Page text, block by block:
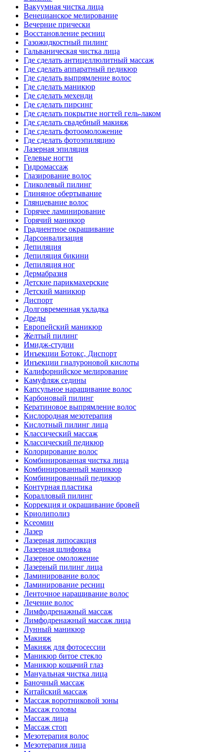
Вакуумная чистка лица
Венецианское мелирование
Вечерние прически
Восстановление ресниц
Газожидкостный пилинг
Гальваническая чистка лица
Где сделать антицеллюлитный массаж
Где сделать аппаратный педикюр
Где сделать выпрямление волос
Где сделать маникюр
Где сделать мехенди
Где сделать пирсинг
Где сделать покрытие ногтей гель-лаком
Где сделать свадебный макияж
Где сделать фотоомоложение
Где сделать фотоэпиляцию
Лазерная эпиляция
Гелевые ногти
Гидромассаж
Глазирование волос
Гликолевый пилинг
Глиняное обертывание
Глянцевание волос
Горячее ламинирование
Горячий маникюр
Градиентное окрашивание
Дарсонвализация
Депиляция
Депиляция бикини
Депиляция ног
Дермабразия
Детские парикмахерские
Детский маникюр
Диспорт
Долговременная укладка
Дреды
Европейский маникюр
Желтый пилинг
Имидж-студии
Инъекции Ботокс, Диспорт
Инъекции гиалуроновой кислоты
Калифорнийское мелирование
Камуфляж седины
Капсульное наращивание волос
Карбоновый пилинг
Кератиновое выпрямление волос
Кислородная мезотерапия
Кислотный пилинг лица
Классический массаж
Классический педикюр
Колорирование волос
Комбинированная чистка лица
Комбинированный маникюр
Комбинированный педикюр
Контурная пластика
Коралловый пилинг
Коррекция и окрашивание бровей
Криолиполиз
Ксеомин
Лазер
Лазерная липосакция
Лазерная шлифовка
Лазерное омоложение
Лазерный пилинг лица
Ламинирование волос
Ламинирование ресниц
Ленточное наращивание волос
Лечение волос
Лимфодренажный массаж
Лимфодренажный массаж лица
Лунный маникюр
Макияж
Макияж для фотосессии
Маникюр битое стекло
Маникюр кошачий глаз
Мануальная чистка лица
Баночный массаж
Китайский массаж
Массаж воротниковой зоны
Массаж головы
Массаж лица
Массаж стоп
Мезотерапия волос
Мезотерапия лица